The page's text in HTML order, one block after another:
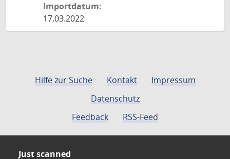
Importdatum:
17.03.2022
Hilfe zur Suche Kontakt
Impressum
Datenschutz
Feedback
RSS-Feed
Just scanned